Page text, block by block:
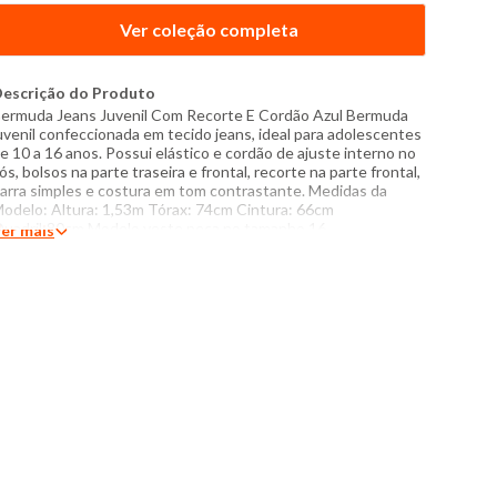
Ver coleção completa
do Produto
Jeans Juvenil Com Recorte E Cordão Azul Bermuda
confeccionada em tecido jeans, ideal para adolescentes
10 a 16 anos. Possui elástico e cordão de ajuste interno no
bolsos na parte traseira e frontal, recorte na parte frontal,
simples e costura em tom contrastante. Medidas da
Altura: 1,53m Tórax: 74cm Cintura: 66cm
Modelo veste peça no tamanho 16.
mais